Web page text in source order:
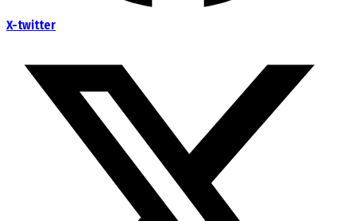
X-twitter